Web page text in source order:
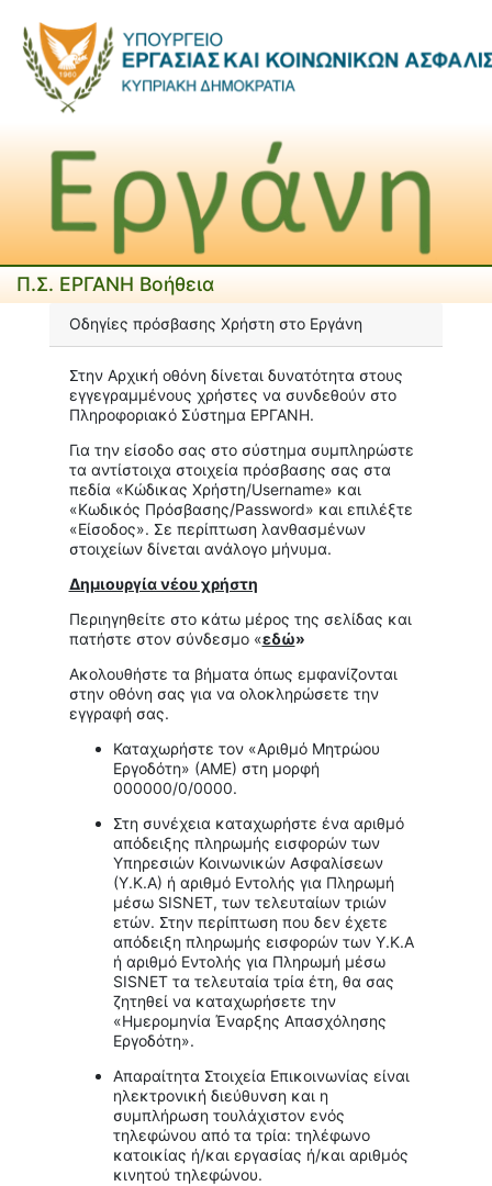
Π.Σ. ΕΡΓΑΝΗ Βοήθεια
Οδηγίες πρόσβασης Xρήστη στο Εργάνη
Στην Αρχική οθόνη δίνεται δυνατότητα στους
εγγεγραμμένους χρήστες να συνδεθούν στο
Πληροφοριακό Σύστημα ΕΡΓΑΝΗ.
Για την είσοδο σας στο σύστημα συμπληρώστε
τα αντίστοιχα στοιχεία πρόσβασης σας στα
πεδία «Κώδικας Χρήστη/Username» και
«Κωδικός Πρόσβασης/Password» και επιλέξτε
«Είσοδος». Σε περίπτωση λανθασμένων
στοιχείων δίνεται ανάλογο μήνυμα.
Δημιουργία νέου χρήστη
Περιηγηθείτε στο κάτω μέρος της σελίδας και
πατήστε στον σύνδεσμο «εδώ»
Ακολουθήστε τα βήματα όπως εμφανίζονται
στην οθόνη σας για να ολοκληρώσετε την
εγγραφή σας.
Καταχωρήστε τον «Αριθμό Μητρώου
Εργοδότη» (ΑΜΕ) στη μορφή
000000/0/0000.
Στη συνέχεια καταχωρήστε ένα αριθμό
απόδειξης πληρωμής εισφορών των
Υπηρεσιών Κοινωνικών Ασφαλίσεων
(Υ.Κ.Α) ή αριθμό Εντολής για Πληρωμή
μέσω SISNET, των τελευταίων τριών
ετών. Στην περίπτωση που δεν έχετε
απόδειξη πληρωμής εισφορών των Υ.Κ.Α
ή αριθμό Εντολής για Πληρωμή μέσω
SISNET τα τελευταία τρία έτη, θα σας
ζητηθεί να καταχωρήσετε την
«Ημερομηνία Έναρξης Απασχόλησης
Εργοδότη».
Απαραίτητα Στοιχεία Επικοινωνίας είναι
ηλεκτρονική διεύθυνση και η
συμπλήρωση τουλάχιστον ενός
τηλεφώνου από τα τρία: τηλέφωνο
κατοικίας ή/και εργασίας ή/και αριθμός
κινητού τηλεφώνου.